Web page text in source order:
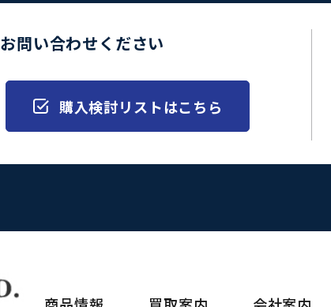
お問い合わせください
購入検討リストはこちら